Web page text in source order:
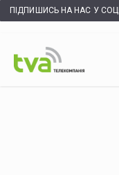
ПІДПИШИСЬ НА НАС У